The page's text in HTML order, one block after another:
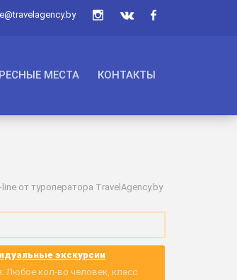
МЕСТА КОНТАКТЫ
от туроператора TravelAgency.by
экскурсии
Любое кол-во человек, класс